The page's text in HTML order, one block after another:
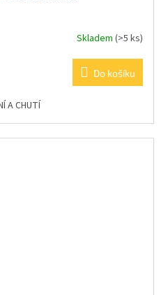
Skladem (>5 ks)
Do košíku
A CHUTÍ